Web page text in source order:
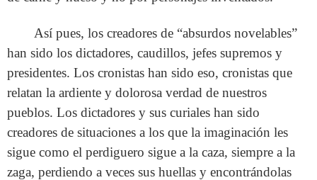
Así pues, los creadores de “absurdos novelables”
han sido los dictadores, caudillos, jefes supremos y
presidentes. Los cronistas han sido eso, cronistas que
relatan la ardiente y dolorosa verdad de nuestros
pueblos. Los dictadores y sus curiales han sido
creadores de situaciones a los que la imaginación les
sigue como el perdiguero sigue a la caza, siempre a la
zaga, perdiendo a veces sus huellas y encontrándolas